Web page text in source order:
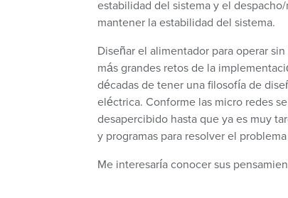
estabilidad del sistema y el
mantener la estabilidad del sistema.
Diseñar el alimentador para operar
más grandes retos de la
décadas de tener una filosofía de
eléctrica. Conforme las micro redes
desapercibido hasta que ya es muy
y programas para resolver el
Me interesaría conocer sus